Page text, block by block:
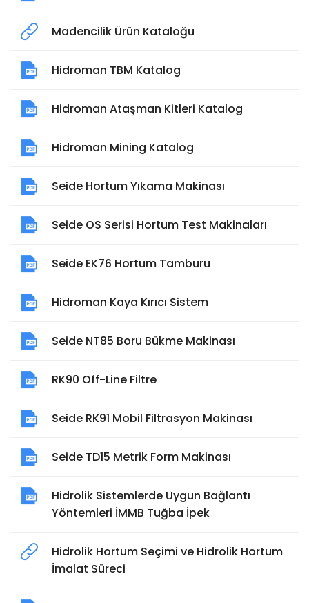
Madencilik Ürün Kataloğu
Hidroman TBM Katalog
Hidroman Ataşman Kitleri Katalog
Hidroman Mining Katalog
Seide Hortum Yıkama Makinası
Seide OS Serisi Hortum Test Makinaları
Seide EK76 Hortum Tamburu
Hidroman Kaya Kırıcı Sistem
Seide NT85 Boru Bükme Makinası
RK90 Off-Line Filtre
Seide RK91 Mobil Filtrasyon Makinası
Seide TD15 Metrik Form Makinası
Hidrolik Sistemlerde Uygun Bağlantı
Yöntemleri İMMB Tuğba İpek
Hidrolik Hortum Seçimi ve Hidrolik Hortum
İmalat Süreci